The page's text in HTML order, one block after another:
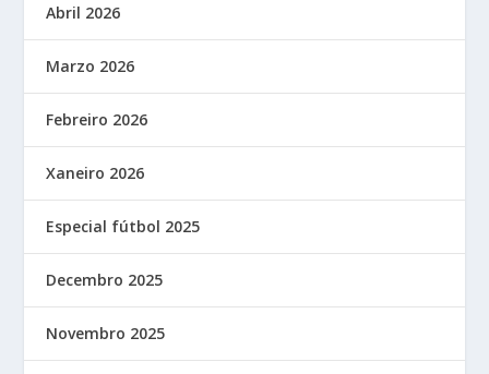
Abril 2026
Marzo 2026
Febreiro 2026
Xaneiro 2026
Especial fútbol 2025
Decembro 2025
Novembro 2025